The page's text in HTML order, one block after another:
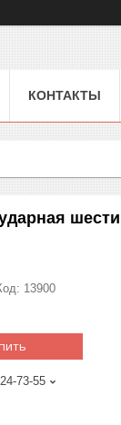
КОНТАКТЫ
13900
73-55